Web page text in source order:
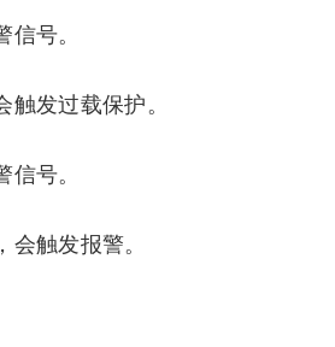
号。
发过载保护。
号。
触发报警。